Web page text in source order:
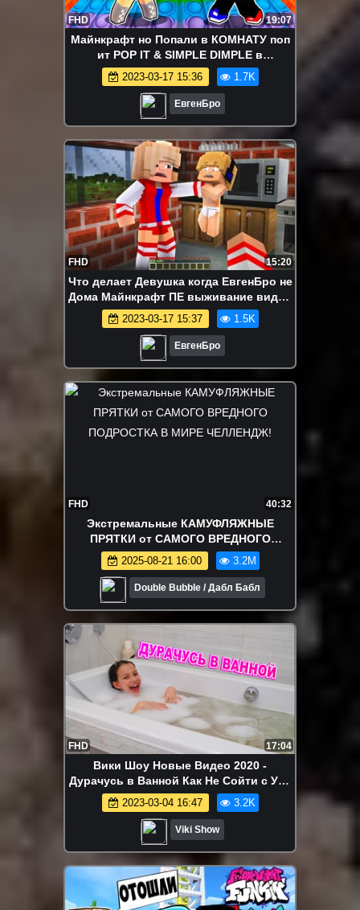
FHD 19:07
Майнкрафт но Попали в КОМНАТУ поп
ит POP IT & SIMPLE DIMPLE в
Майнкрафте Троллинг Ловушка
Minecraft
2023-03-17 15:36 1.7K
ЕвгенБро
FHD 15:20
Что делает Девушка когда ЕвгенБро не
Дома Майнкрафт ПЕ выживание видео
MinecraftPE
2023-03-17 15:37 1.5K
ЕвгенБро
FHD 40:32
Экстремальные КАМУФЛЯЖНЫЕ
ПРЯТКИ от САМОГО ВРЕДНОГО
ПОДРОСТКА В МИРЕ ЧЕЛЛЕНДЖ!
2025-08-21 16:00 3.2M
Double Bubble / Дабл Бабл
FHD 17:04
Вики Шоу Новые Видео 2020 -
Дурачусь в Ванной Как Не Сойти с Ума
дома Влог / Вики Шоу
2023-03-04 16:47 3.2K
Viki Show